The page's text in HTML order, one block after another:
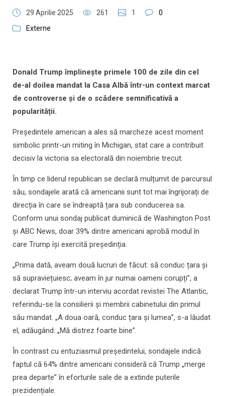
29 Aprilie 2025 261 1
0
Externe
Donald Trump împlinește primele 100 de zile din cel
de-al doilea mandat la Casa Albă într-un context marcat
de controverse și de o scădere semnificativă a
popularității.
Președintele american a ales să marcheze acest moment
simbolic printr-un miting în Michigan, stat care a contribuit
decisiv la victoria sa electorală din noiembrie trecut.
În timp ce liderul republican se declară mulțumit de parcursul
său, sondajele arată că americanii sunt tot mai îngrijorați de
direcția în care se îndreaptă țara sub conducerea sa.
Conform unui sondaj publicat duminică de Washington Post
și ABC News, doar 39% dintre americani aprobă modul în
care Trump își exercită președinția.
„Prima dată, aveam două lucruri de făcut: să conduc țara și
să supraviețuiesc; aveam în jur numai oameni corupți”, a
declarat Trump într-un interviu acordat revistei The Atlantic,
referindu-se la consilierii și membrii cabinetului din primul
său mandat. „A doua oară, conduc țara și lumea”, s-a lăudat
el, adăugând: „Mă distrez foarte bine”.
În contrast cu entuziasmul președintelui, sondajele indică
faptul că 64% dintre americani consideră că Trump „merge
prea departe” în eforturile sale de a extinde puterile
prezidențiale.